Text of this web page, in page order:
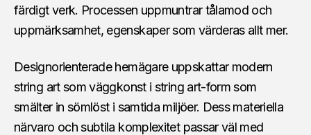
färdigt verk. Processen uppmuntrar tålamod och
uppmärksamhet, egenskaper som värderas allt mer.
Designorienterade hemägare uppskattar modern
string art som väggkonst i string art-form som
smälter in sömlöst i samtida miljöer. Dess materiella
närvaro och subtila komplexitet passar väl med